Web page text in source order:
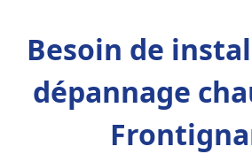
Besoin de
dépannage